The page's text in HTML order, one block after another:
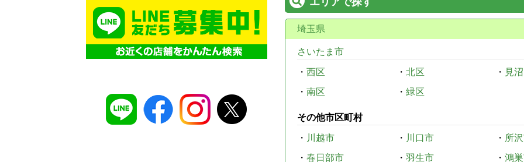
埼玉県
さいたま市
・ 西区 ・ 北区 ・ 見
・ 南区 ・ 緑区
その他市区町村
・ 川越市 ・ 川口市 ・ 所
・ 春日部市 ・ 羽生市 ・ 鴻